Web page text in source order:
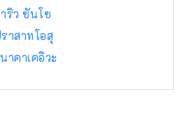
ริว ซันโซ
าสาทโอสุ
าคาเคอิวะ